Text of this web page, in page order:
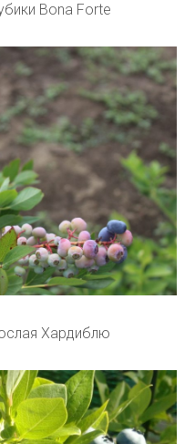
Bona Forte
Хардиблю